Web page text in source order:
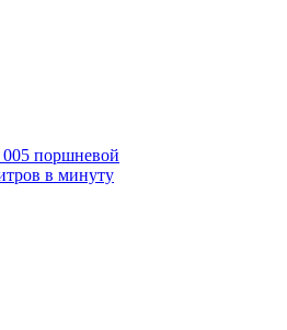
005 поршневой
в минуту